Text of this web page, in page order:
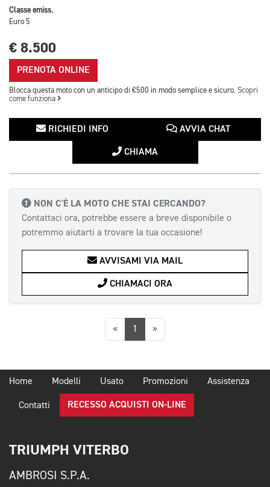
Classe emiss.
Euro 5
€ 8.500
PRENOTA ONLINE
Blocca questa moto con un anticipo di €500 in modo semplice e sicuro. Scopri
come funziona
RICHIEDI INFO AVVIA CHAT
CHIAMA
NON C'È LA MOTO CHE STAI CERCANDO?
Contattaci ora, potrebbe essere a breve disponibile o
potremmo aiutarti a trovare la tua occasione!
AVVISAMI VIA MAIL
CHIAMACI ORA
«Precedente
1 »Successiva
Home Modelli Usato Promozioni Assistenza
Contatti RECESSO ACQUISTI ON-LINE
TRIUMPH VITERBO
AMBROSI S.P.A.